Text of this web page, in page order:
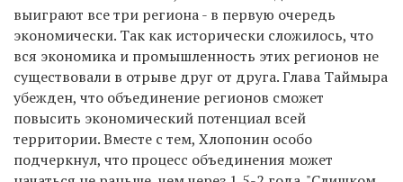
выиграют все три региона - в первую очередь
экономически. Так как исторически сложилось, что
вся экономика и промышленность этих регионов не
существовали в отрыве друг от друга. Глава Таймыра
убежден, что объединение регионов сможет
повысить экономический потенциал всей
территории. Вместе с тем, Хлопонин особо
подчеркнул, что процесс объединения может